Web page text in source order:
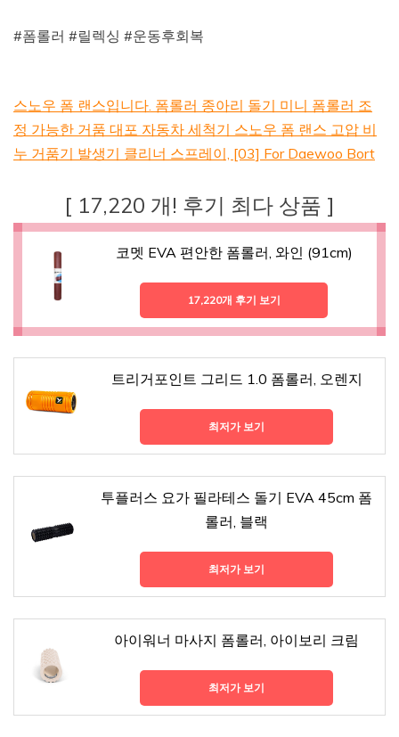
#폼롤러 #릴렉싱 #운동후회복
스노우 폼 랜스입니다. 폼롤러 종아리 돌기 미니 폼롤러 조
정 가능한 거품 대포 자동차 세척기 스노우 폼 랜스 고압 비
누 거품기 발생기 클리너 스프레이, [03] For Daewoo Bort
[ 17,220 개! 후기 최다 상품 ]
코멧 EVA 편안한 폼롤러, 와인 (91cm)
17,220개 후기 보기
트리거포인트 그리드 1.0 폼롤러, 오렌지
최저가 보기
투플러스 요가 필라테스 돌기 EVA 45cm 폼
롤러, 블랙
최저가 보기
아이워너 마사지 폼롤러, 아이보리 크림
최저가 보기